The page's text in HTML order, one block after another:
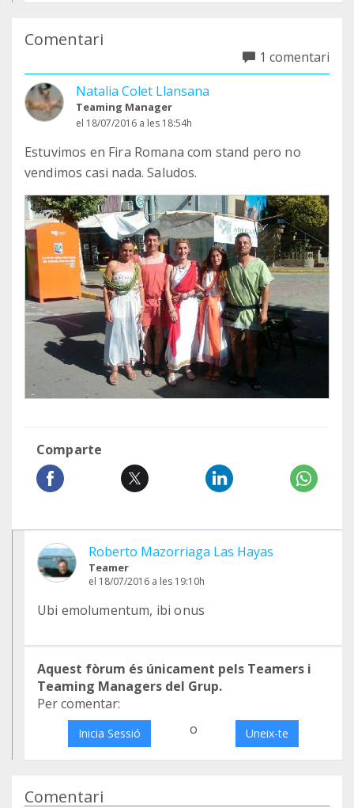
Comentari
1 comentari
Natalia Colet Llansana
Teaming Manager
el 18/07/2016 a les 18:54h
Estuvimos en Fira Romana com stand pero no
vendimos casi nada. Saludos.
Comparte
Roberto Mazorriaga Las Hayas
Teamer
el 18/07/2016 a les 19:10h
Ubi emolumentum, ibi onus
Aquest fòrum és únicament pels Teamers i
Teaming Managers del Grup.
Per comentar:
Inicia Sessió o Uneix-te
Comentari